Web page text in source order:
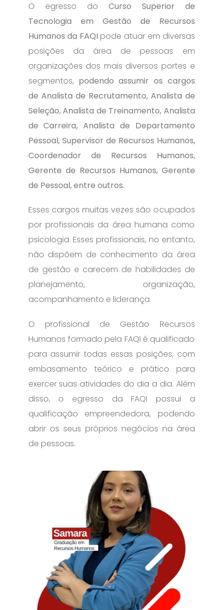
O egresso do Curso Superior de
Tecnologia em Gestão de Recursos
Humanos da FAQI pode atuar em diversas
posições da área de pessoas em
organizações dos mais diversos portes e
segmentos, podendo assumir os cargos
de Analista de Recrutamento, Analista de
Seleção, Analista de Treinamento, Analista
de Carreira, Analista de Departamento
Pessoal, Supervisor de Recursos Humanos,
Coordenador de Recursos Humanos,
Gerente de Recursos Humanos, Gerente
de Pessoal, entre outros.
Esses cargos muitas vezes são ocupados
por profissionais da área humana como
psicologia. Esses profissionais, no entanto,
não dispõem de conhecimento da área
de gestão e carecem de habilidades de
planejamento, organização,
acompanhamento e liderança.
O profissional de Gestão Recursos
Humanos formado pela FAQI é qualificado
para assumir todas essas posições, com
embasamento teórico e prático para
exercer suas atividades do dia a dia. Além
disso, o egresso da FAQI possui a
qualificação empreendedora, podendo
abrir os seus próprios negócios na área
de pessoas.